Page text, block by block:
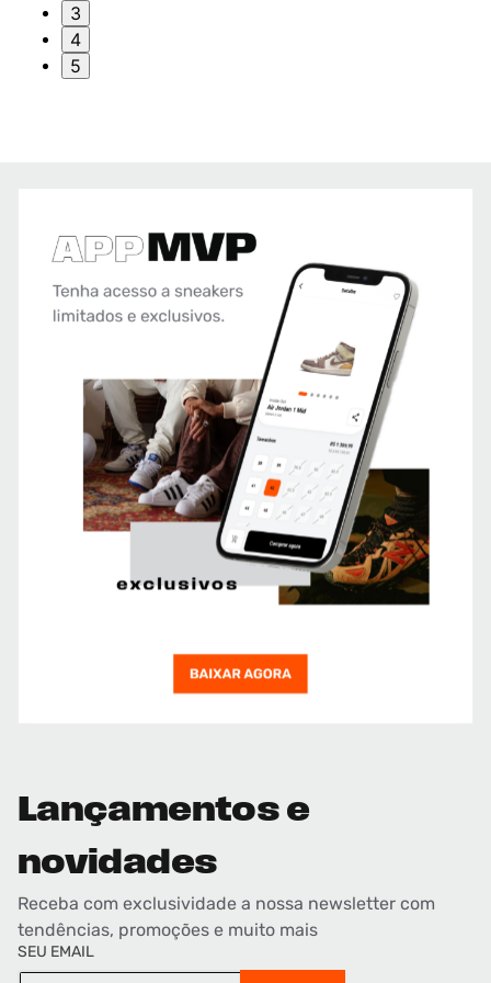
3
4
5
Lançamentos e
novidades
Receba com exclusividade a nossa newsletter com
tendências, promoções e muito mais
SEU EMAIL